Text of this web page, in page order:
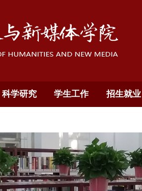
科学研究 学生工作 招生就业